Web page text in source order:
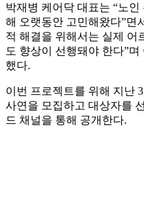
박재병 케어닥 대표는 “노
해 오랫동안 고민해왔다”면
적 해결을 위해서는 실제 어
도 향상이 선행돼야 한다”
했다.
이번 프로젝트를 위해 지난
사연을 모집하고 대상자를
드 채널을 통해 공개한다.